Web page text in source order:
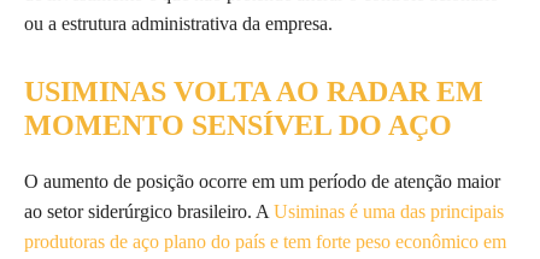
ou a estrutura administrativa da empresa.
USIMINAS VOLTA AO RADAR EM
MOMENTO SENSÍVEL DO AÇO
O aumento de posição ocorre em um período de atenção maior
ao setor siderúrgico brasileiro. A Usiminas é uma das principais
produtoras de aço plano do país e tem forte peso econômico em